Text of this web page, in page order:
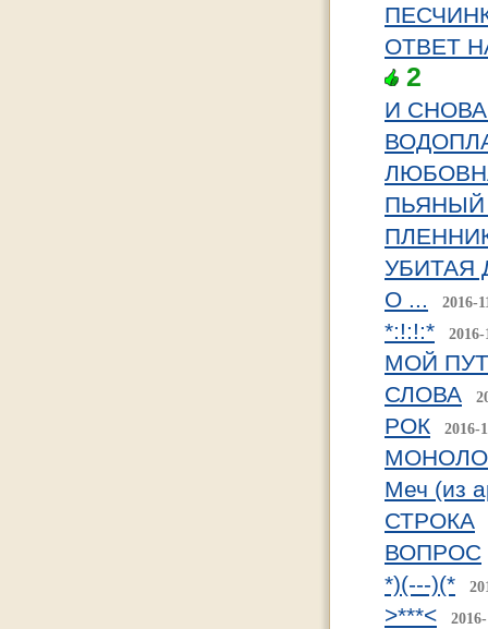
ОТВЕТ
2
И
ПЬЯНЫЙ
УБИТАЯ
О ...
2016-
*:!:!:*
МОЙ
СЛОВА
РОК 2016-
Меч (из
СТРОКА
ВОПРОС
*)(---)(*
>***<